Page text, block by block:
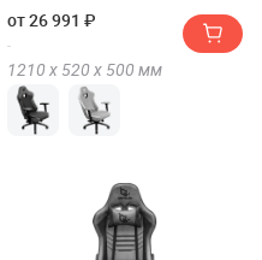
игровое ThunderX3 EAZE Loft)
от 26 991 ₽
1210 х 520 х 500 мм